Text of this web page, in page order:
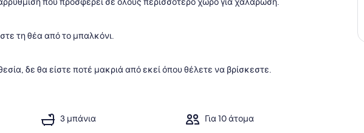
τη θέα από το μπαλκόνι.
δε θα είστε ποτέ μακριά από εκεί όπου θέλετε να βρίσκεστε.
3 μπάνια Για 10 άτομα